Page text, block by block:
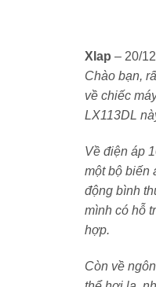
Đo khối lượng
Cảm biến nhiệt độ
thời gian giặt phù
Nhờ đó, máy giúp
, đồng thời
Công nghệ sấy
Sấy bằng máy nén khí
Xlap – 20/
Chào bạn,
về chiếc
LX113DL
Về điện áp
một bộ biến
động bình
mình có hỗ
hợp.
Còn về